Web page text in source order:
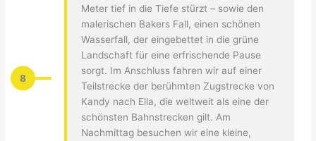
8
Meter tief in die Tiefe stürzt – sowie den
malerischen Bakers Fall, einen schönen
Wasserfall, der eingebettet in die grüne
Landschaft für eine erfrischende Pause
sorgt. Im Anschluss fahren wir auf einer
Teilstrecke der berühmten Zugstrecke von
Kandy nach Ella, die weltweit als eine der
schönsten Bahnstrecken gilt. Am
Nachmittag besuchen wir eine kleine,